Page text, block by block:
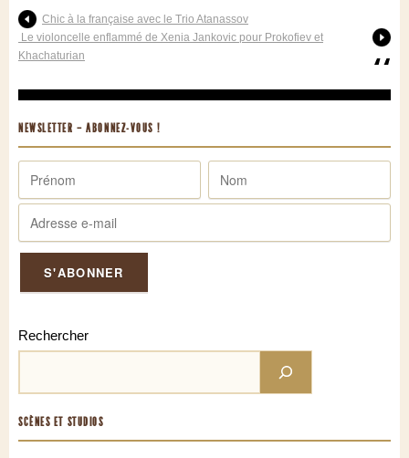
Chic à la française avec le Trio Atanassov
Le violoncelle enflammé de Xenia Jankovic pour Prokofiev et
Khachaturian
NEWSLETTER – ABONNEZ-VOUS !
Rechercher
SCÈNES ET STUDIOS